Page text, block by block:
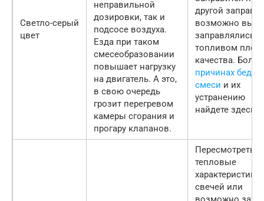
Светло-серый
цвет
неправильной
дозировки, так и
подсосе воздуха.
Езда при таком
смесеобразовании
повышает нагрузку
на двигатель. А это,
в свою очередь
грозит перегревом
камеры сгорания и
прогару клапанов.
другой
возможно вы
заправлялись
топливом
качества.
причинах
смеси и их
устранению
найдете здесь.
Пересмотреть
тепловые
характеристики
свечей или